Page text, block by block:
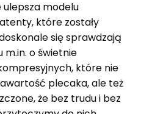
ulepsza modelu
które zostały
się sprawdzają
m.in. o świetnie
które nie
plecaka, ale też
że bez trudu i bez